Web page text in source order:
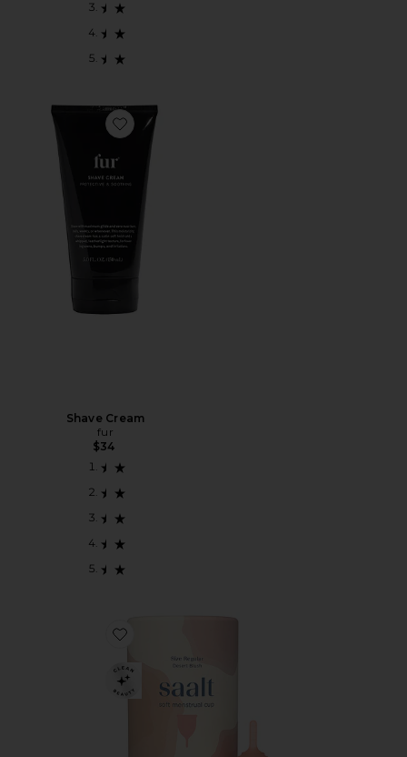
Favorite Shave Cream
Shave Cream
fur
$34
Favorite COLETOR MENSTRUAL REGULAR